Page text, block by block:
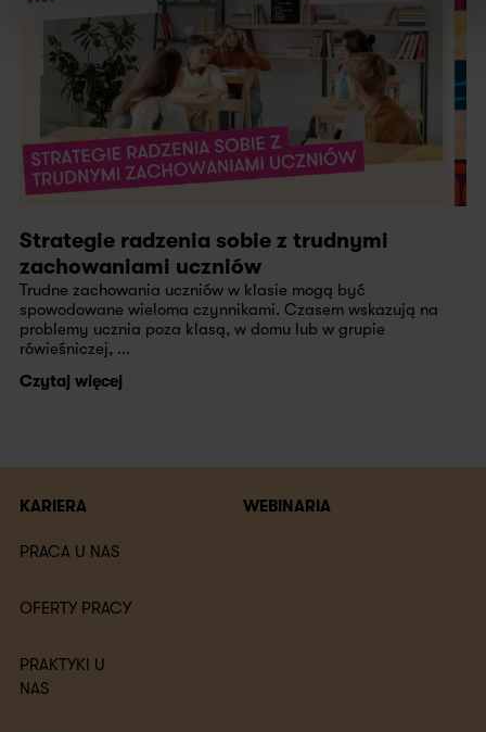
Strategie radzenia sobie z trudnymi
zachowaniami uczniów
Trudne zachowania uczniów w klasie mogą być
spowodowane wieloma czynnikami. Czasem wskazują na
problemy ucznia poza klasą, w domu lub w grupie
rówieśniczej, ...
Czytaj więcej
KARIERA
PRACA U NAS
OFERTY PRACY
PRAKTYKI U
NAS
WEBINARIA